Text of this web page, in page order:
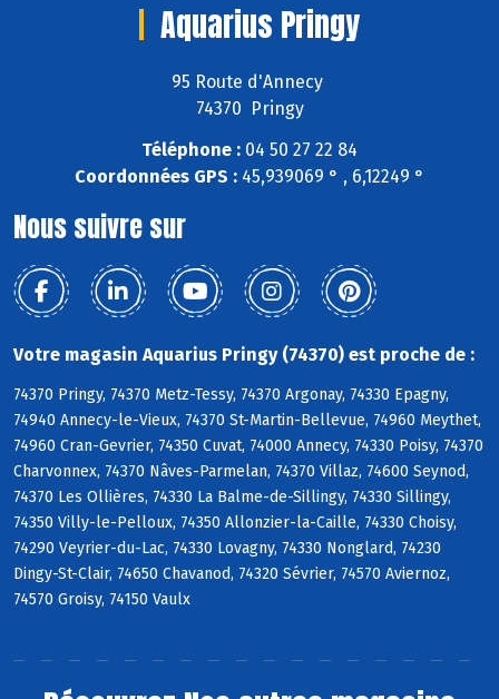
Aquarius Pringy
95 Route d'Annecy
74370 Pringy
Téléphone : 04 50 27 22 84
Coordonnées GPS : 45,939069 ° , 6,12249 °
Nous suivre sur
Votre magasin Aquarius Pringy (74370) est proche de :
74370 Pringy, 74370 Metz-Tessy, 74370 Argonay, 74330 Epagny,
74940 Annecy-le-Vieux, 74370 St-Martin-Bellevue, 74960 Meythet,
74960 Cran-Gevrier, 74350 Cuvat, 74000 Annecy, 74330 Poisy, 74370
Charvonnex, 74370 Nâves-Parmelan, 74370 Villaz, 74600 Seynod,
74370 Les Ollières, 74330 La Balme-de-Sillingy, 74330 Sillingy,
74350 Villy-le-Pelloux, 74350 Allonzier-la-Caille, 74330 Choisy,
74290 Veyrier-du-Lac, 74330 Lovagny, 74330 Nonglard, 74230
Dingy-St-Clair, 74650 Chavanod, 74320 Sévrier, 74570 Aviernoz,
74570 Groisy, 74150 Vaulx